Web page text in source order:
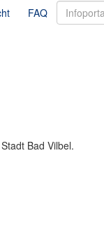
FAQ
Bad Vilbel.